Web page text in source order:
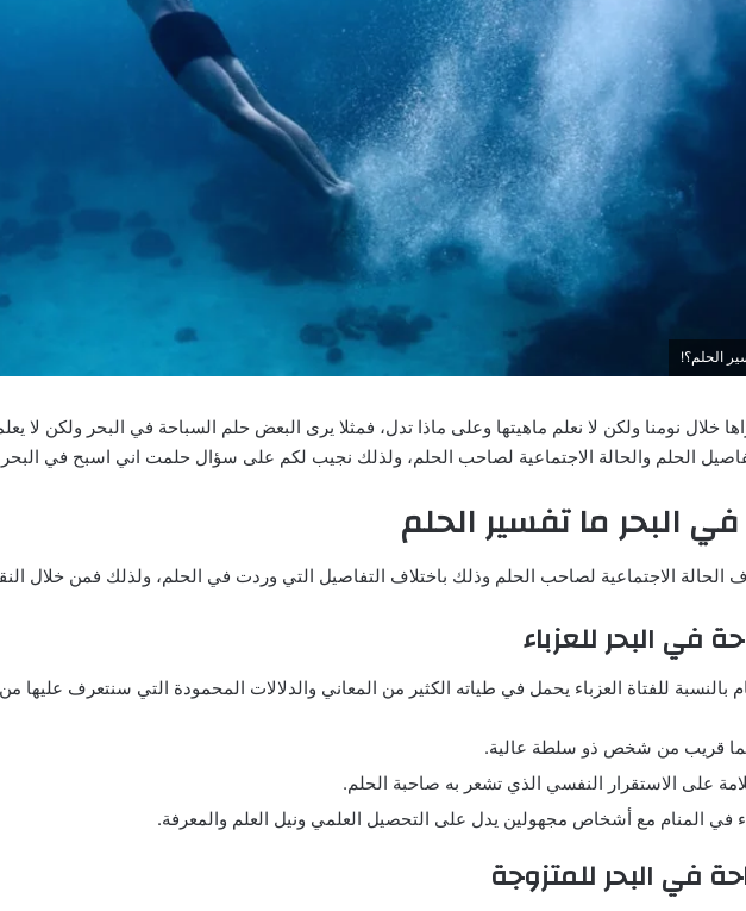
الحلم؟!
خلال نومنا ولكن لا نعلم ماهيتها وعلى ماذا تدل، فمثلا يرى البعض حلم السباحة في البحر ولكن
الحلم والحالة الاجتماعية لصاحب الحلم، ولذلك نجيب لكم على سؤال حلمت اني اسبح في البحر
البحر ما تفسير الحلم
الحالة الاجتماعية لصاحب الحلم وذلك باختلاف التفاصيل التي وردت في الحلم، ولذلك فمن خلال
بالنسبة للفتاة العزباء يحمل في طياته الكثير من المعاني والدلالات المحمودة التي سنتعرف عليها من
قريب من شخص ذو سلطة عالية.
على الاستقرار النفسي الذي تشعر به صاحبة الحلم.
في المنام مع أشخاص مجهولين يدل على التحصيل العلمي ونيل العلم والمعرفة.